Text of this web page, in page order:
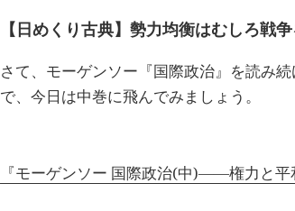
【日めくり古典】勢力均衡はむしろ戦
さて、モーゲンソー『国際政治』を読み
で、今日は中巻に飛んでみましょう。
『モーゲンソー 国際政治(中)――権力と平